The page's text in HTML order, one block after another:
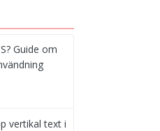
Guide om
vertikal text i